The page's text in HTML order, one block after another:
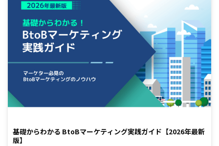
基礎からわかる BtoBマーケティング実践ガイド【2026年最新
版】